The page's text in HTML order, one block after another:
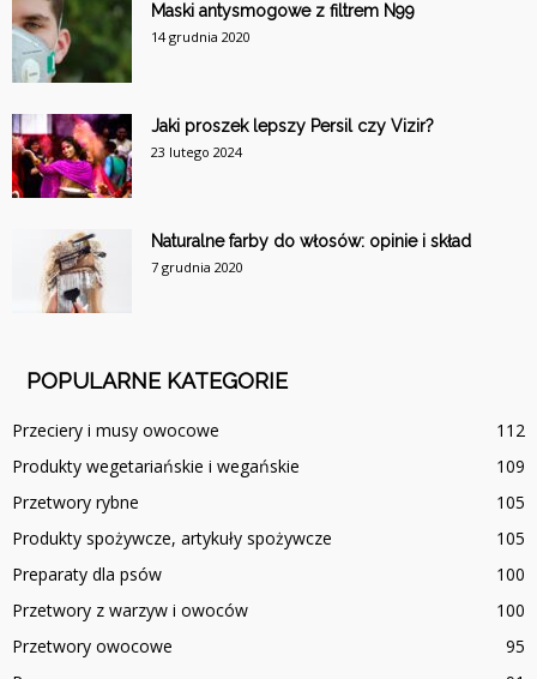
Maski antysmogowe z filtrem N99
14 grudnia 2020
Jaki proszek lepszy Persil czy Vizir?
23 lutego 2024
Naturalne farby do włosów: opinie i skład
7 grudnia 2020
POPULARNE KATEGORIE
Przeciery i musy owocowe
112
Produkty wegetariańskie i wegańskie
109
Przetwory rybne
105
Produkty spożywcze, artykuły spożywcze
105
Preparaty dla psów
100
Przetwory z warzyw i owoców
100
Przetwory owocowe
95